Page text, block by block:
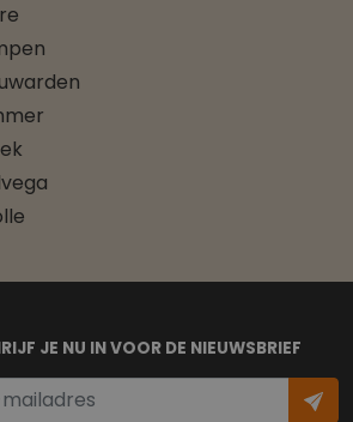
JE NU IN VOOR DE NIEUWSBRIEF